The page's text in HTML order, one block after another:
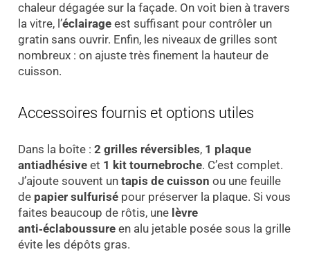
chaleur dégagée sur la façade. On voit bien à travers
la vitre, l’éclairageest suffisant pour contrôler un
gratin sans ouvrir. Enfin, les niveaux de grilles sont
nombreux : on ajuste très finement la hauteur de
cuisson.
Accessoires fournis et options utiles
Dans la boîte : 2 grilles réversibles, 1 plaque
antiadhésiveet 1 kit tournebroche. C’est complet.
J’ajoute souvent un tapis de cuisson ou une feuille
de papier sulfurisépour préserver la plaque. Si vous
faites beaucoup de rôtis, une lèvre
anti‑éclaboussureen alu jetable posée sous la grille
évite les dépôts gras.